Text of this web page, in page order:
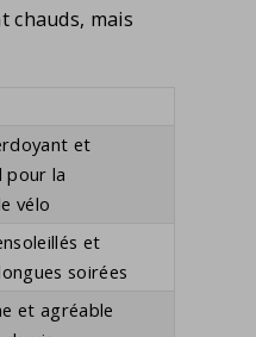
chauds, mais
et
pour la
vélo
et
soirées
et agréable